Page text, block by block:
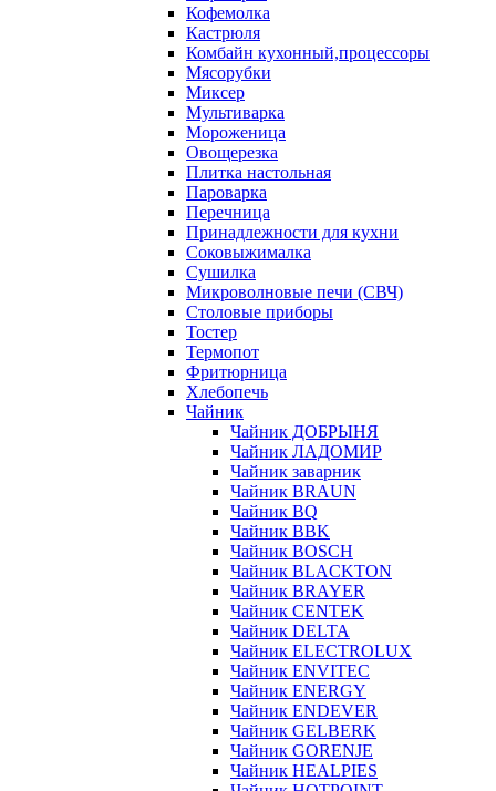
Кофемолка
Кастрюля
Комбайн кухонный,процессоры
Мясорубки
Миксер
Мультиварка
Мороженица
Овощерезка
Плитка настольная
Пароварка
Перечница
Принадлежности для кухни
Соковыжималка
Сушилка
Микроволновые печи (СВЧ)
Столовые приборы
Тостер
Термопот
Фритюрница
Хлебопечь
Чайник
Чайник ДОБРЫНЯ
Чайник ЛАДОМИР
Чайник заварник
Чайник BRAUN
Чайник BQ
Чайник BBK
Чайник BOSCH
Чайник BLACKTON
Чайник BRAYER
Чайник CENTEK
Чайник DELTA
Чайник ELECTROLUX
Чайник ENVITEC
Чайник ENERGY
Чайник ENDEVER
Чайник GELBERK
Чайник GORENJE
Чайник HEALPIES